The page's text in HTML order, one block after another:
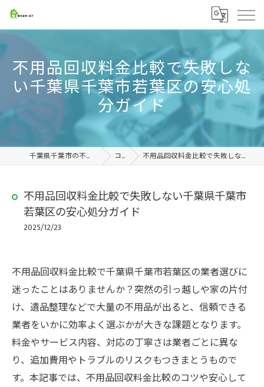
不用品回収料金比較で失敗しな
い千葉県千葉市若葉区の安心処
分ガイド
千葉県千葉市の不用品回収なら株式会社ACT コラム 不用品回収料金比較で失敗しない千葉県千葉市若葉区の安心処分ガイド
不用品回収料金比較で失敗しない千葉県千葉市
若葉区の安心処分ガイド
2025/12/23
不用品回収料金比較で千葉県千葉市若葉区の業者選びに
迷ったことはありませんか？突然の引っ越しや家の片付
け、遺品整理などで大量の不用品が出ると、信頼できる
業者をいかに効率よく選ぶかが大きな課題となります。
料金やサービス内容、対応の丁寧さは業者ごとに異な
り、追加費用やトラブルのリスクもつきまとうもので
す。本記事では、不用品回収料金比較のコツや安心して